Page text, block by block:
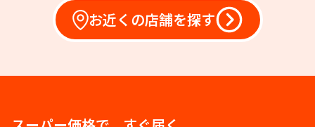
お近くの店舗を探す